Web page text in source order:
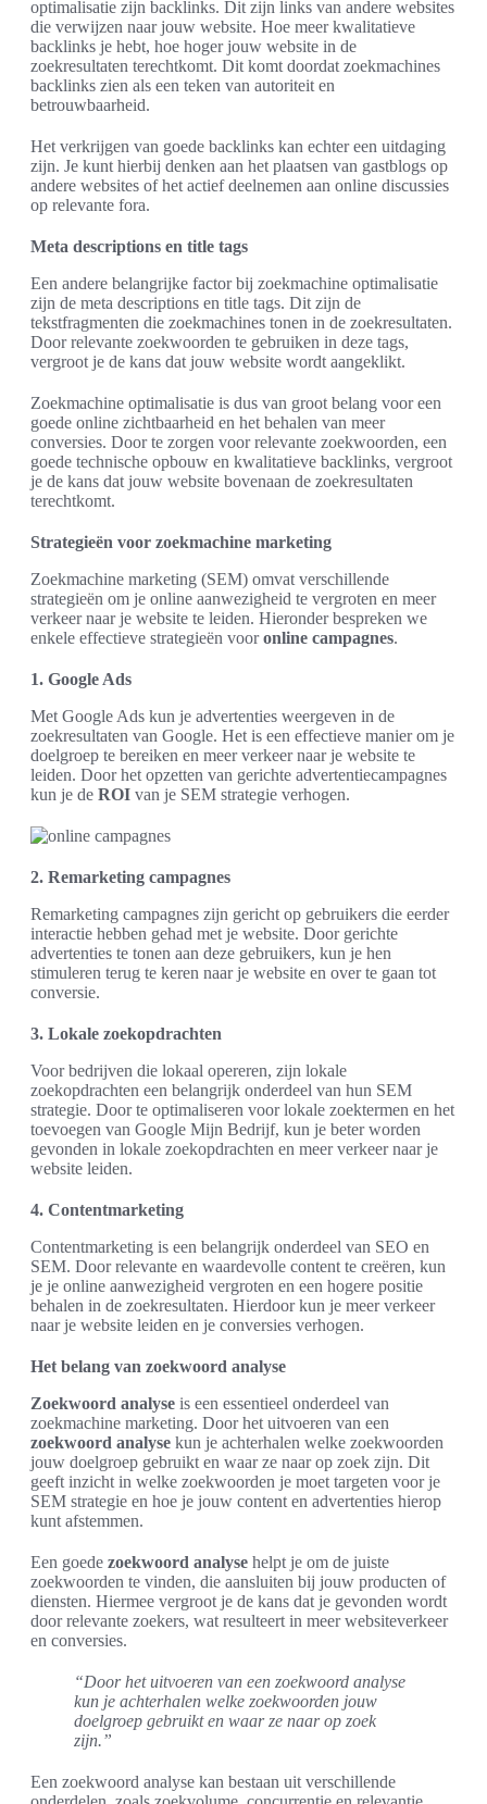
optimalisatie zijn backlinks. Dit zijn links van andere websites
die verwijzen naar jouw website. Hoe meer kwalitatieve
backlinks je hebt, hoe hoger jouw website in de
zoekresultaten terechtkomt. Dit komt doordat zoekmachines
backlinks zien als een teken van autoriteit en
betrouwbaarheid.
Het verkrijgen van goede backlinks kan echter een uitdaging
zijn. Je kunt hierbij denken aan het plaatsen van gastblogs op
andere websites of het actief deelnemen aan online discussies
op relevante fora.
Meta descriptions en title tags
Een andere belangrijke factor bij zoekmachine optimalisatie
zijn de meta descriptions en title tags. Dit zijn de
tekstfragmenten die zoekmachines tonen in de zoekresultaten.
Door relevante zoekwoorden te gebruiken in deze tags,
vergroot je de kans dat jouw website wordt aangeklikt.
Zoekmachine optimalisatie is dus van groot belang voor een
goede online zichtbaarheid en het behalen van meer
conversies. Door te zorgen voor relevante zoekwoorden, een
goede technische opbouw en kwalitatieve backlinks, vergroot
je de kans dat jouw website bovenaan de zoekresultaten
terechtkomt.
Strategieën voor zoekmachine marketing
Zoekmachine marketing (SEM) omvat verschillende
strategieën om je online aanwezigheid te vergroten en meer
verkeer naar je website te leiden. Hieronder bespreken we
enkele effectieve strategieën vooronline campagnes.
1. Google Ads
Met Google Ads kun je advertenties weergeven in de
zoekresultaten van Google. Het is een effectieve manier om je
doelgroep te bereiken en meer verkeer naar je website te
leiden. Door het opzetten van gerichte advertentiecampagnes
kun je de ROI van je SEM strategie verhogen.
2. Remarketing campagnes
Remarketing campagnes zijn gericht op gebruikers die eerder
interactie hebben gehad met je website. Door gerichte
advertenties te tonen aan deze gebruikers, kun je hen
stimuleren terug te keren naar je website en over te gaan tot
conversie.
3. Lokale zoekopdrachten
Voor bedrijven die lokaal opereren, zijn lokale
zoekopdrachten een belangrijk onderdeel van hun SEM
strategie. Door te optimaliseren voor lokale zoektermen en het
toevoegen van Google Mijn Bedrijf, kun je beter worden
gevonden in lokale zoekopdrachten en meer verkeer naar je
website leiden.
4. Contentmarketing
Contentmarketing is een belangrijk onderdeel van SEO en
SEM. Door relevante en waardevolle content te creëren, kun
je je online aanwezigheid vergroten en een hogere positie
behalen in de zoekresultaten. Hierdoor kun je meer verkeer
naar je website leiden en je conversies verhogen.
Het belang van zoekwoord analyse
Zoekwoord analyse is een essentieel onderdeel van
zoekmachine marketing. Door het uitvoeren van een
zoekwoord analyse kun je achterhalen welke zoekwoorden
jouw doelgroep gebruikt en waar ze naar op zoek zijn. Dit
geeft inzicht in welke zoekwoorden je moet targeten voor je
SEM strategie en hoe je jouw content en advertenties hierop
kunt afstemmen.
Een goede zoekwoord analyse helpt je om de juiste
zoekwoorden te vinden, die aansluiten bij jouw producten of
diensten. Hiermee vergroot je de kans dat je gevonden wordt
door relevante zoekers, wat resulteert in meer websiteverkeer
en conversies.
“Door het uitvoeren van een zoekwoord analyse
kun je achterhalen welke zoekwoorden jouw
doelgroep gebruikt en waar ze naar op zoek
zijn.”
Een zoekwoord analyse kan bestaan uit verschillende